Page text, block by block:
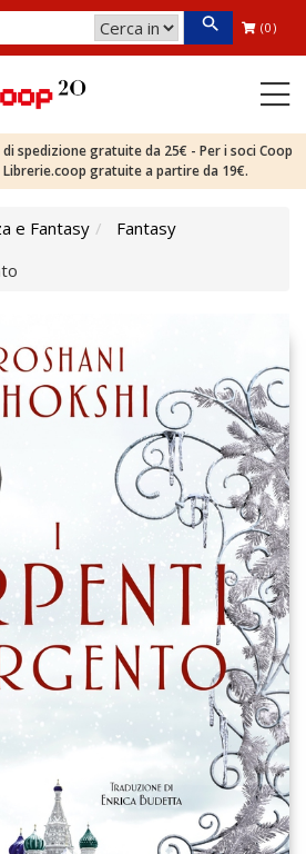
(0)
spedizione gratuite da 25€ - Per i soci Coop
gratuite a partire da 19€.
e Fantasy
Fantasy